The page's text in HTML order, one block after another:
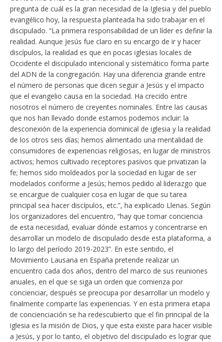
pregunta de cuál es la gran necesidad de la Iglesia y del pueblo
evangélico hoy, la respuesta planteada ha sido trabajar en el
discipulado. “La primera responsabilidad de un líder es definir la
realidad. Aunque Jesús fue claro en su encargo de ir y hacer
discípulos, la realidad es que en pocas iglesias locales de
Occidente el discipulado intencional y sistemático forma parte
del ADN de la congregación. Hay una diferencia grande entre
el número de personas que dicen seguir a Jesús y el impacto
que el evangelio causa en la sociedad. Ha crecido entre
nosotros el número de creyentes nominales. Entre las causas
que nos han llevado donde estamos podemos incluir: la
desconexión de la experiencia dominical de iglesia y la realidad
de los otros seis días; hemos alimentado una mentalidad de
consumidores de experiencias religiosas, en lugar de ministros
activos; hemos cultivado receptores pasivos que privatizan la
fe; hemos sido moldeados por la sociedad en lugar de ser
modelados conforme a Jesús; hemos pedido al liderazgo que
se encargue de cualquier cosa en lugar de que su tarea
principal sea hacer discípulos, etc.”, ha explicado Llenas. Según
los organizadores del encuentro, “hay que tomar conciencia
de esta necesidad, evaluar dónde estamos y concentrarse en
desarrollar un modelo de discipulado desde esta plataforma, a
lo largo del período 2019-2023”. En este sentido, el
Movimiento Lausana en España pretende realizar un
encuentro cada dos años, dentro del marco de sus reuniones
anuales, en el que se siga un orden que comienza por
concienciar, después se preocupa por desarrollar un modelo y
finalmente comparte las experiencias. Y en esta primera etapa
de concienciación se ha redescubierto que el fin principal de la
iglesia es la misión de Dios, y que esta existe para hacer visible
a Jesús, y por lo tanto, el objetivo del discipulado es lograr que